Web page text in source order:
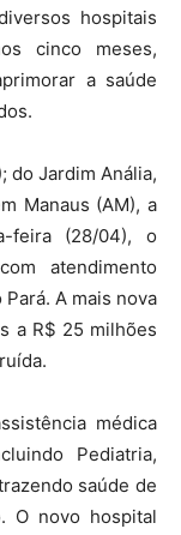
hospitais
cinco meses,
a saúde
do Jardim Anália,
Manaus (AM), a
feira (28/04), o
atendimento
A mais nova
a R$ 25 milhões
médica
Pediatria,
saúde de
O novo hospital